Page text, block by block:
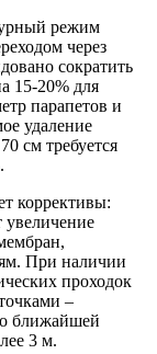
режим
через
сократить
15-20% для
парапетов и
удаление
см требуется
коррективы:
При наличии
проходок
–
ближайшей
3 м.